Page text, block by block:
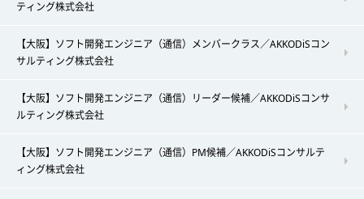
ティング株式会社
【大阪】ソフト開発エンジニア（通信）メンバークラス／AKKODiSコン
サルティング株式会社
【大阪】ソフト開発エンジニア（通信）リーダー候補／AKKODiSコンサ
ルティング株式会社
【大阪】ソフト開発エンジニア（通信）PM候補／AKKODiSコンサルテ
ィング株式会社